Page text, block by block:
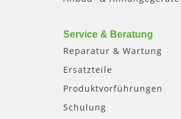
Service & Beratung
Reparatur & Wartung
Ersatzteile
Produktvorführungen
Schulung